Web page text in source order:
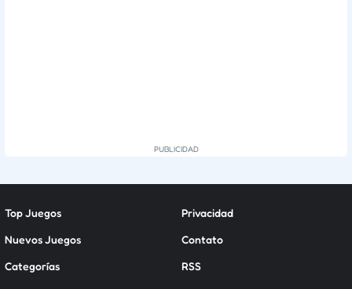
Top Juegos
Nuevos Juegos
Categorías
Privacidad
Contato
RSS